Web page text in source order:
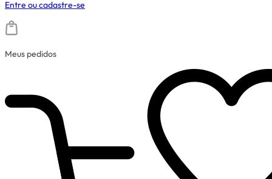
Entre oucadastre-se
Meus pedidos